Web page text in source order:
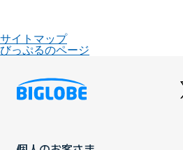
サイトマップ
びっぷるのページ